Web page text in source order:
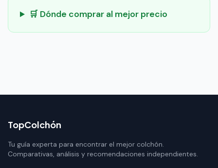
🛒 Dónde comprar al mejor precio
TopColchón
Tu guía experta para encontrar el mejor colchón.
Comparativas, análisis y recomendaciones independientes.